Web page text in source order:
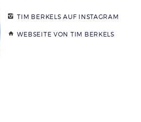
TIM BERKELS AUF INSTAGRAM
WEBSEITE VON TIM BERKELS